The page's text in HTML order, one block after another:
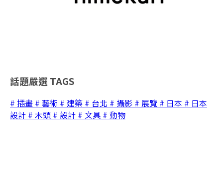
話題嚴選 TAGS
# 插畫 # 藝術 # 建築 # 台北 # 攝影 # 展覽 # 日本 # 日本
設計 # 木頭 # 設計 # 文具 # 動物